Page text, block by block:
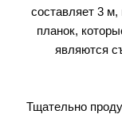
составляет 3
планок,
являются
Тщательно